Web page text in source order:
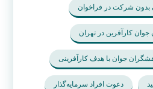
بدون شرکت در فراخوان
کارآفرین در تهران
جوان با هدف کارآفرینی
دعوت افراد سرمایه‌گذار